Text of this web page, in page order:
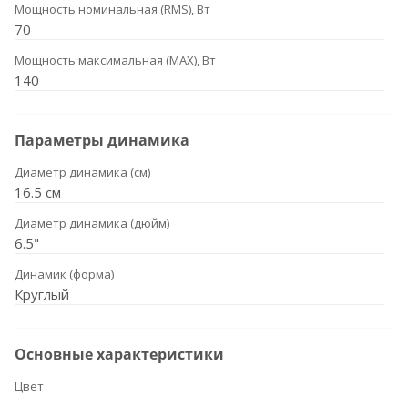
Мощность номинальная (RMS), Вт
70
Мощность максимальная (MAX), Вт
140
Параметры динамика
Диаметр динамика (см)
16.5 см
Диаметр динамика (дюйм)
6.5"
Динамик (форма)
Круглый
Основные характеристики
Цвет